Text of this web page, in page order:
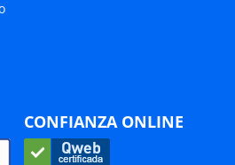
CONFIANZA ONLINE